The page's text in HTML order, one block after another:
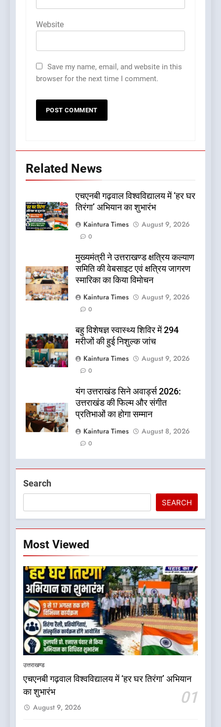
Website
Save my name, email, and website in this
browser for the next time I comment.
Related News
एचएनबी गढ़वाल विश्वविद्यालय में ‘हर घर
तिरंगा’ अभियान का शुभारंभ
Kaintura Times
August 9, 2026
0
मुख्यमंत्री ने उत्तराखण्ड क्षत्रिय कल्याण
समिति की वेबसाइट एवं क्षत्रिय जागरण
स्मारिका का किया विमोचन
Kaintura Times
August 9, 2026
0
बहु विशेषज्ञ स्वास्थ्य शिविर में 294
मरीजों की हुई निशुल्क जांच
Kaintura Times
August 9, 2026
0
यंग उत्तराखंड सिने अवार्ड्स 2026:
उत्तराखंड की फिल्म और संगीत
प्रतिभाओं का होगा सम्मान
Kaintura Times
August 8, 2026
0
Search
SEARCH
Most Viewed
उत्तराखण्ड
एचएनबी गढ़वाल विश्वविद्यालय में ‘हर घर तिरंगा’ अभियान
का शुभारंभ
01
August 9, 2026
5
बड़ी खबर:16 करोड़ के पुल मामले में
धामी सरकार का बड़ा एक्शन
6